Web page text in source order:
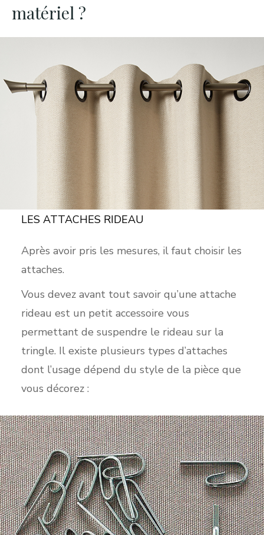
matériel ?
LES ATTACHES RIDEAU
Après avoir pris les mesures, il faut choisir les
attaches.
Vous devez avant tout savoir qu’une attache
rideau est un petit accessoire vous
permettant de suspendre le rideau sur la
tringle. Il existe plusieurs types d’attaches
dont l’usage dépend du style de la pièce que
vous décorez :